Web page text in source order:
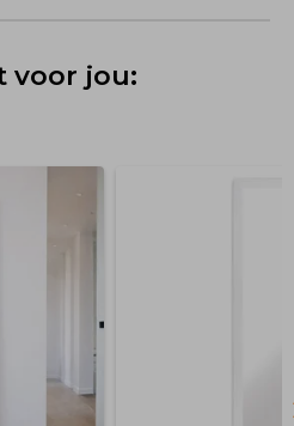
voor jou: